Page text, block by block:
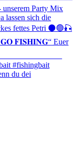
du dei